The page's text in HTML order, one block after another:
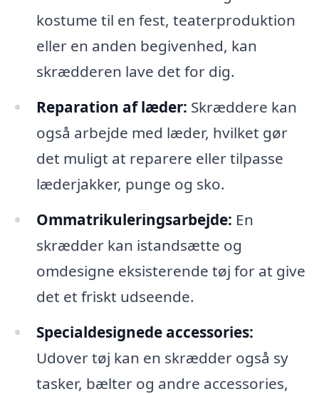
kostume til en fest, teaterproduktion
eller en anden begivenhed, kan
skrædderen lave det for dig.
Reparation af læder: Skræddere kan
også arbejde med læder, hvilket gør
det muligt at reparere eller tilpasse
læderjakker, punge og sko.
Ommatrikuleringsarbejde: En
skrædder kan istandsætte og
omdesigne eksisterende tøj for at give
det et friskt udseende.
Specialdesignede accessories:
Udover tøj kan en skrædder også sy
tasker, bælter og andre accessories,